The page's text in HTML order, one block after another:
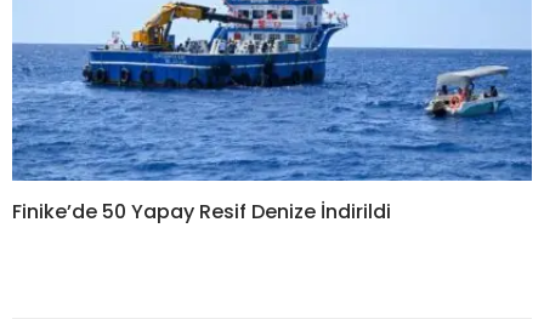
Finike’de 50 Yapay Resif Denize İndirildi